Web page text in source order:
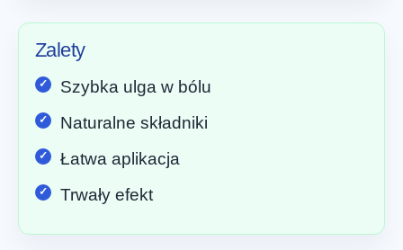
Zalety
Szybka ulga w bólu
Naturalne składniki
Łatwa aplikacja
Trwały efekt